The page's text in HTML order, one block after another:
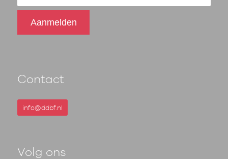
Contact
info@ddbf.nl
Volg ons